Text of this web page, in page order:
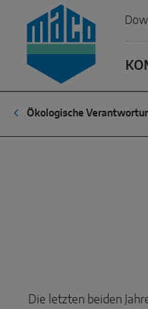
Zum Inhalt
Zum Inhaltsverzeichnis
Zur Hautpnavigation
Ökologische
Die letzten beiden